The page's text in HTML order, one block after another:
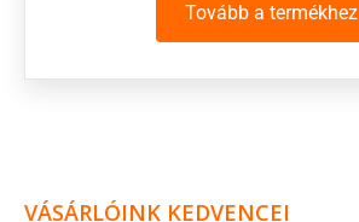
Tovább a termékhez
VÁSÁRLÓINK KEDVENCEI